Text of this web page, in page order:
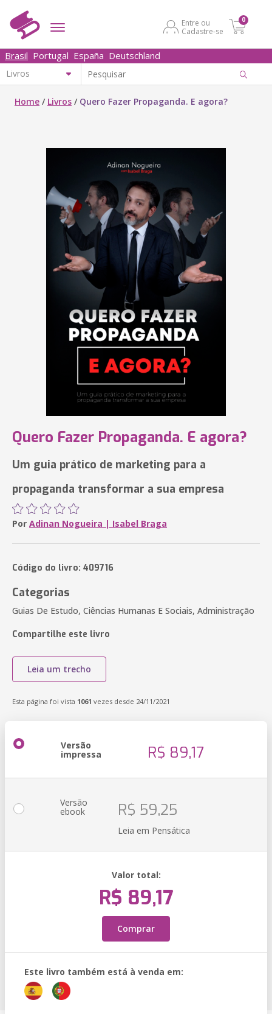
Entre ou
Cadastre-se
0
Brasil Portugal España Deutschland
Home / Livros / Quero Fazer Propaganda. E agora?
Quero Fazer Propaganda. E agora?
Um guia prático de marketing para a
propaganda transformar a sua empresa
Por Adinan Nogueira | Isabel Braga
Código do livro: 409716
Categorias
Guias De Estudo, Ciências Humanas E Sociais, Administração
Compartilhe este livro
Leia um trecho
Esta página foi vista 1061 vezes desde 24/11/2021
Versão
impressa R$ 89,17
Versão
ebook R$ 59,25
Leia em Pensática
Valor total:
R$ 89,17
Comprar
Este livro também está à venda em: